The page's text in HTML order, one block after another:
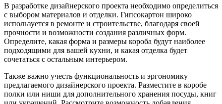
В разработке дизайнерского проекта необходимо определиться
с выбором материалов и отделки. Гипсокартон широко
используется в ремонте и строительстве, благодаря своей
прочности и возможности создания различных форм.
Определите, какая форма и размеры короба будут наиболее
подходящими для вашей кухни, и какая отделка будет
сочетаться с остальным интерьером.
Также важно учесть функциональность и эргономику
предлагаемого дизайнерского проекта. Разместите в коробе
полки или ниши для дополнительного хранения посуды, книг